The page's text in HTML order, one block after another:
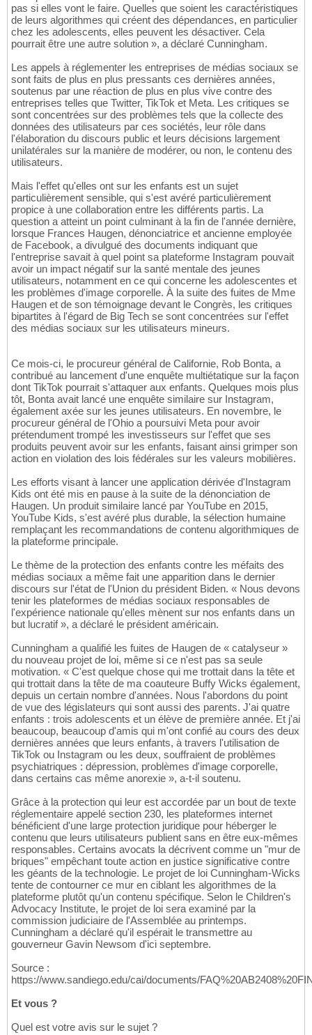
pas si elles vont le faire. Quelles que soient les caractéristiques
de leurs algorithmes qui créent des dépendances, en particulier
chez les adolescents, elles peuvent les désactiver. Cela
pourrait être une autre solution », a déclaré Cunningham.
Les appels à réglementer les entreprises de médias sociaux se
sont faits de plus en plus pressants ces dernières années,
soutenus par une réaction de plus en plus vive contre des
entreprises telles que Twitter, TikTok et Meta. Les critiques se
sont concentrées sur des problèmes tels que la collecte des
données des utilisateurs par ces sociétés, leur rôle dans
l'élaboration du discours public et leurs décisions largement
unilatérales sur la manière de modérer, ou non, le contenu des
utilisateurs.
Mais l'effet qu'elles ont sur les enfants est un sujet
particulièrement sensible, qui s'est avéré particulièrement
propice à une collaboration entre les différents partis. La
question a atteint un point culminant à la fin de l'année dernière,
lorsque Frances Haugen, dénonciatrice et ancienne employée
de Facebook, a divulgué des documents indiquant que
l'entreprise savait à quel point sa plateforme Instagram pouvait
avoir un impact négatif sur la santé mentale des jeunes
utilisateurs, notamment en ce qui concerne les adolescentes et
les problèmes d'image corporelle. À la suite des fuites de Mme
Haugen et de son témoignage devant le Congrès, les critiques
bipartites à l'égard de Big Tech se sont concentrées sur l'effet
des médias sociaux sur les utilisateurs mineurs.
Ce mois-ci, le procureur général de Californie, Rob Bonta, a
contribué au lancement d'une enquête multiétatique sur la façon
dont TikTok pourrait s'attaquer aux enfants. Quelques mois plus
tôt, Bonta avait lancé une enquête similaire sur Instagram,
également axée sur les jeunes utilisateurs. En novembre, le
procureur général de l'Ohio a poursuivi Meta pour avoir
prétendument trompé les investisseurs sur l'effet que ses
produits peuvent avoir sur les enfants, faisant ainsi grimper son
action en violation des lois fédérales sur les valeurs mobilières.
Les efforts visant à lancer une application dérivée d'Instagram
Kids ont été mis en pause à la suite de la dénonciation de
Haugen. Un produit similaire lancé par YouTube en 2015,
YouTube Kids, s'est avéré plus durable, la sélection humaine
remplaçant les recommandations de contenu algorithmiques de
la plateforme principale.
Le thème de la protection des enfants contre les méfaits des
médias sociaux a même fait une apparition dans le dernier
discours sur l'état de l'Union du président Biden. « Nous devons
tenir les plateformes de médias sociaux responsables de
l'expérience nationale qu'elles mènent sur nos enfants dans un
but lucratif », a déclaré le président américain.
Cunningham a qualifié les fuites de Haugen de « catalyseur »
du nouveau projet de loi, même si ce n'est pas sa seule
motivation. « C'est quelque chose qui me trottait dans la tête et
qui trottait dans la tête de ma coauteure Buffy Wicks également,
depuis un certain nombre d'années. Nous l'abordons du point
de vue des législateurs qui sont aussi des parents. J'ai quatre
enfants : trois adolescents et un élève de première année. Et j'ai
beaucoup, beaucoup d'amis qui m'ont confié au cours des deux
dernières années que leurs enfants, à travers l'utilisation de
TikTok ou Instagram ou les deux, souffraient de problèmes
psychiatriques : dépression, problèmes d'image corporelle,
dans certains cas même anorexie », a-t-il soutenu.
Grâce à la protection qui leur est accordée par un bout de texte
réglementaire appelé section 230, les plateformes internet
bénéficient d'une large protection juridique pour héberger le
contenu que leurs utilisateurs publient sans en être eux-mêmes
responsables. Certains avocats la décrivent comme un "mur de
briques" empêchant toute action en justice significative contre
les géants de la technologie. Le projet de loi Cunningham-Wicks
tente de contourner ce mur en ciblant les algorithmes de la
plateforme plutôt qu'un contenu spécifique. Selon le Children's
Advocacy Institute, le projet de loi sera examiné par la
commission judiciaire de l'Assemblée au printemps.
Cunningham a déclaré qu'il espérait le transmettre au
gouverneur Gavin Newsom d'ici septembre.
Source :
https://www.sandiego.edu/cai/documents/
Et vous ?
Quel est votre avis sur le sujet ?